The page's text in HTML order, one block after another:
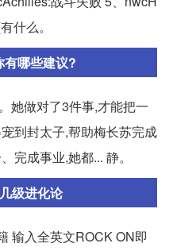
什么。
有哪些建议?
她做对了3件事,才能把一
到封太子,帮助梅长苏完成
完成事业,她都... 静。
级进化论
输入全英文ROCK ON即